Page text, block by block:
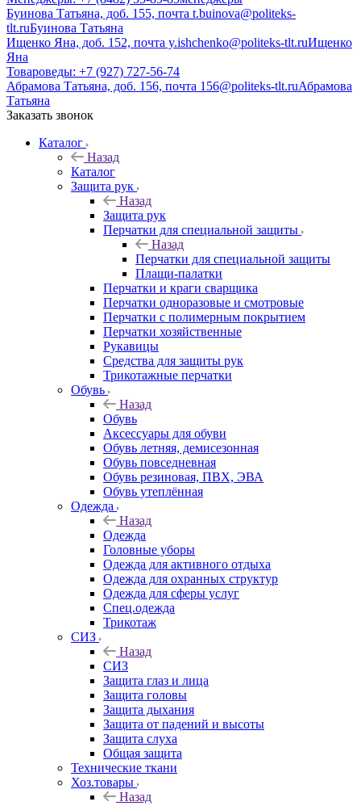
Буинова Татьяна, доб. 155, почта t.buinova@politeks-
tlt.ruБуинова Татьяна
Ищенко Яна, доб. 152, почта y.ishchenko@politeks-tlt.ruИщенко
Яна
Товароведы: +7 (927) 727-56-74
Абрамова Татьяна, доб. 156, почта 156@politeks-tlt.ruАбрамова
Татьяна
Заказать звонок
Каталог
Назад
Каталог
Защита рук
Назад
Защита рук
Перчатки для специальной защиты
Назад
Перчатки для специальной защиты
Плащи-палатки
Перчатки и краги сварщика
Перчатки одноразовые и смотровые
Перчатки с полимерным покрытием
Перчатки хозяйственные
Рукавицы
Средства для защиты рук
Трикотажные перчатки
Обувь
Назад
Обувь
Аксессуары для обуви
Обувь летняя, демисезонная
Обувь повседневная
Обувь резиновая, ПВХ, ЭВА
Обувь утеплённая
Одежда
Назад
Одежда
Головные уборы
Одежда для активного отдыха
Одежда для охранных структур
Одежда для сферы услуг
Спец.одежда
Трикотаж
СИЗ
Назад
СИЗ
Защита глаз и лица
Защита головы
Защита дыхания
Защита от падений и высоты
Защита слуха
Общая защита
Технические ткани
Хоз.товары
Назад